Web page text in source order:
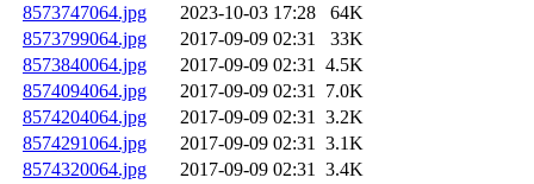
8573747064.jpg
2023-10-03 17:28
64K
8573799064.jpg
2017-09-09 02:31
33K
8573840064.jpg
2017-09-09 02:31 4.5K
8574094064.jpg
2017-09-09 02:31 7.0K
8574204064.jpg
2017-09-09 02:31 3.2K
8574291064.jpg
2017-09-09 02:31 3.1K
8574320064.jpg
2017-09-09 02:31 3.4K